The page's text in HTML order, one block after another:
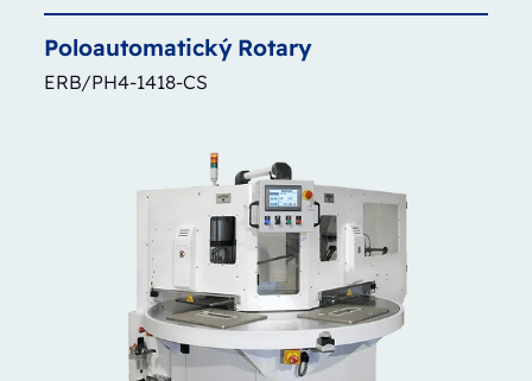
Poloautomatický Rotary
ERB/PH4-1418-CS